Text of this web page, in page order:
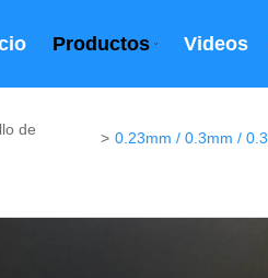
Productos Videos
de
>